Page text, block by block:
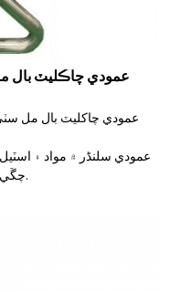
عمودي چاکليٽ بال مل
عمودي سلنڈر ۾ مواد ۽
چڱي طرح زمين جي ضرورت مطابق مناسب آهي.